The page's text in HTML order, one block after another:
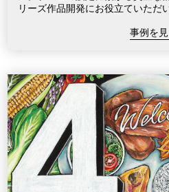
リーズ作品開発にお役立ていただ
事例を